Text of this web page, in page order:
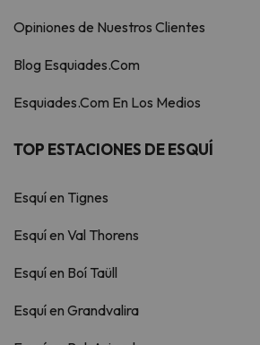
Opiniones de Nuestros Clientes
Blog Esquiades.Com
Esquiades.Com En Los Medios
TOP ESTACIONES DE ESQUÍ
Esquí en Tignes
Esquí en Val Thorens
Esquí en Boí Taüll
Esquí en Grandvalira